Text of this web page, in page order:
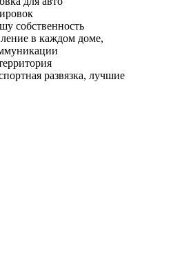
собственность
в каждом доме,
развязка, лучшие